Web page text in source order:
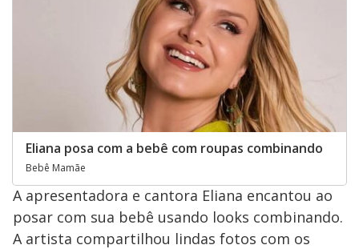
Eliana posa com a bebê com roupas combinando
Bebê Mamãe
A apresentadora e cantora Eliana encantou ao
posar com sua bebê usando looks combinando.
A artista compartilhou lindas fotos com os